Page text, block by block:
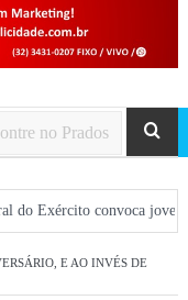
convoca jovens alistados
E AO INVÉS DE